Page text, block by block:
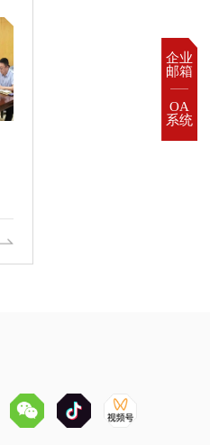
企业
邮箱
OA
系统
北京凯盛与阿塞拜